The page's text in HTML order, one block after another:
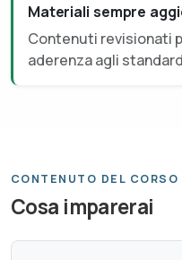
Materiali sempre
Contenuti revisionati
aderenza agli
CONTENUTO DEL CORSO
Cosa imparerai